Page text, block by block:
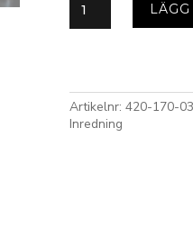
doftljus
Moulin
Artikelnr:420-170-03
Inredning